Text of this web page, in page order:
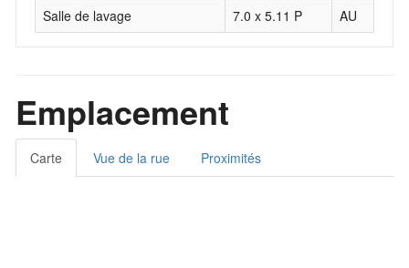
Salle de lavage
7.0 x 5.11 P AU
Emplacement
Carte Vue de la rue Proximités